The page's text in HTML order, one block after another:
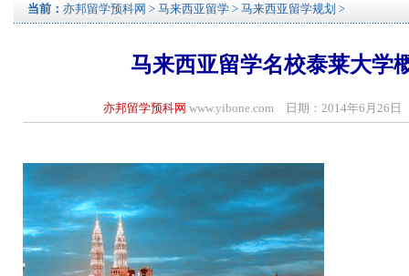
当前： 亦邦留学预科网 > 马来西亚留学 > 马来西亚留学规划 >
马来西亚留学名校泰莱大学
亦邦留学预科网 www.yibone.com 日期：2014年6月26